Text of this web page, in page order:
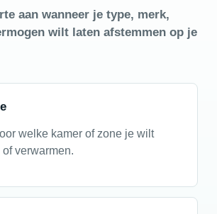
aan wanneer je type, merk,
wilt laten afstemmen op je
welke kamer of zone je wilt
of verwarmen.